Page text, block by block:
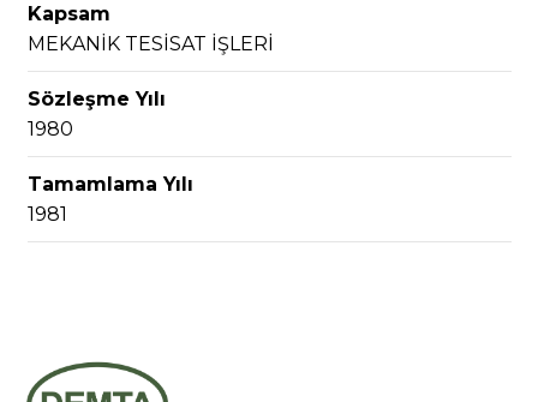
Kapsam
MEKANİK TESİSAT İŞLERİ
Sözleşme Yılı
1980
Tamamlama Yılı
1981